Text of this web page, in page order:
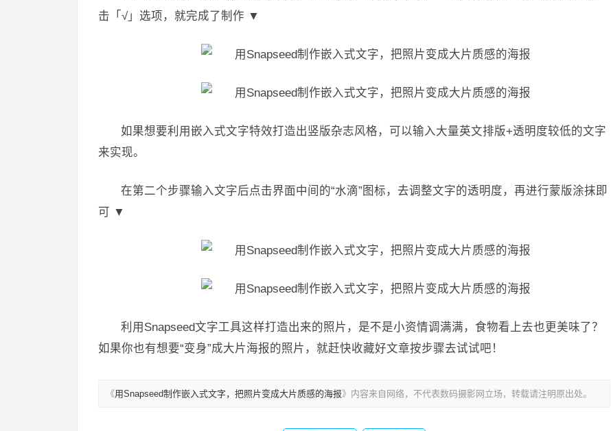
击「√」选项，就完成了制作 ▼
如果想要利用嵌入式文字特效打造出竖版杂志风格，可以输入大量英文排版+透明度较低的文字
来实现。
在第二个步骤输入文字后点击界面中间的“水滴”图标，去调整文字的透明度，再进行蒙版涂抹即
可 ▼
利用Snapseed文字工具这样打造出来的照片，是不是小资情调满满，食物看上去也更美味了？
如果你也有想要“变身”成大片海报的照片，就赶快收藏好文章按步骤去试试吧！
《用Snapseed制作嵌入式文字，把照片变成大片质感的海报》内容来自网络，不代表数码摄影网立场，转载请注明原出处。